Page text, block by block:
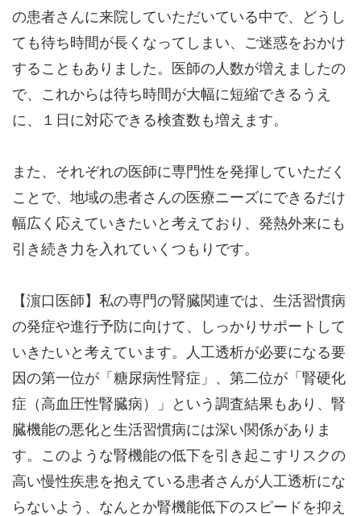
の患者さんに来院していただいている中で、どうし
ても待ち時間が長くなってしまい、ご迷惑をおかけ
することもありました。医師の人数が増えましたの
で、これからは待ち時間が大幅に短縮できるうえ
に、１日に対応できる検査数も増えます。
また、それぞれの医師に専門性を発揮していただく
ことで、地域の患者さんの医療ニーズにできるだけ
幅広く応えていきたいと考えており、発熱外来にも
引き続き力を入れていくつもりです。
【濵口医師】私の専門の腎臓関連では、生活習慣病
の発症や進行予防に向けて、しっかりサポートして
いきたいと考えています。人工透析が必要になる要
因の第一位が「糖尿病性腎症」、第二位が「腎硬化
症（高血圧性腎臓病）」という調査結果もあり、腎
臓機能の悪化と生活習慣病には深い関係がありま
す。このような腎機能の低下を引き起こすリスクの
高い慢性疾患を抱えている患者さんが人工透析にな
らないよう、なんとか腎機能低下のスピードを抑え